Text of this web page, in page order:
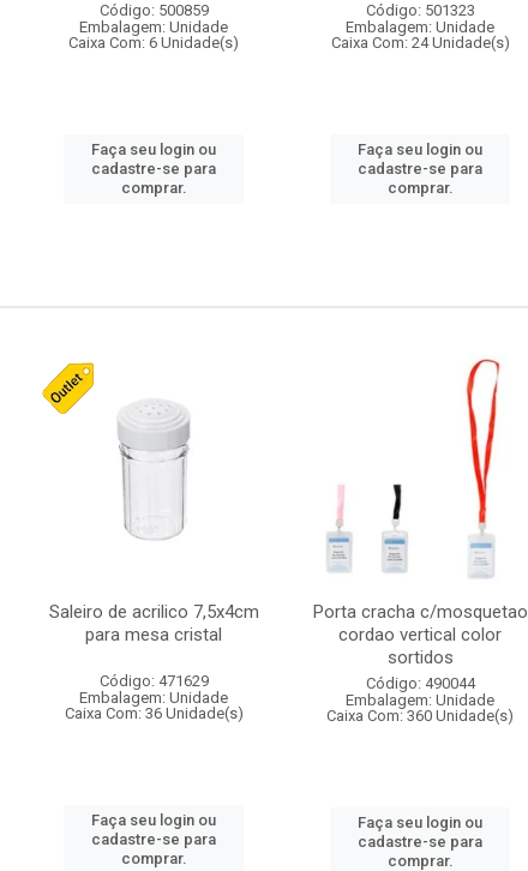
Código: 500859
Embalagem: Unidade
Caixa Com: 6 Unidade(s)
Faça seu login ou
cadastre-se para
comprar.
Código: 501323
Embalagem: Unidade
Caixa Com: 24 Unidade(s)
Faça seu login ou
cadastre-se para
comprar.
Saleiro de acrilico 7,5x4cm
para mesa cristal
Código: 471629
Embalagem: Unidade
Caixa Com: 36 Unidade(s)
Faça seu login ou
cadastre-se para
comprar.
Porta cracha c/mosquetao
cordao vertical color
sortidos
Código: 490044
Embalagem: Unidade
Caixa Com: 360 Unidade(s)
Faça seu login ou
cadastre-se para
comprar.